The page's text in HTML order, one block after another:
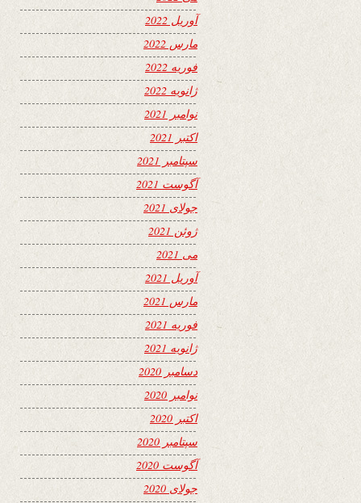
آوریل 2022
مارس 2022
فوریه 2022
ژانویه 2022
نوامبر 2021
اکتبر 2021
سپتامبر 2021
آگوست 2021
جولای 2021
ژوئن 2021
می 2021
آوریل 2021
مارس 2021
فوریه 2021
ژانویه 2021
دسامبر 2020
نوامبر 2020
اکتبر 2020
سپتامبر 2020
آگوست 2020
جولای 2020